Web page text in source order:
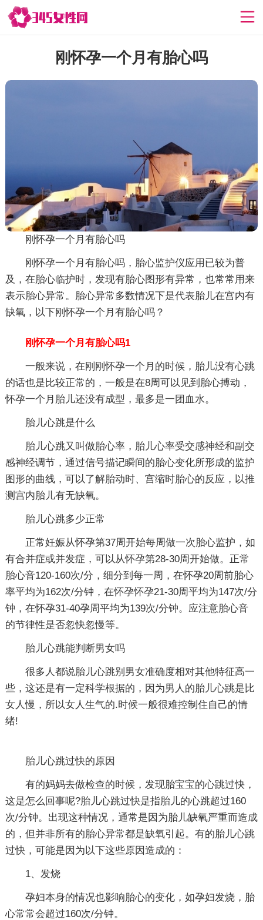
刚怀孕一个月有胎心吗
刚怀孕一个月有胎心吗
刚怀孕一个月有胎心吗，胎心监护仪应用已较为普
及，在胎心临护时，发现有胎心图形有异常，也常常用来
表示胎心异常。胎心异常多数情况下是代表胎儿在宫内有
缺氧，以下刚怀孕一个月有胎心吗？
刚怀孕一个月有胎心吗1
一般来说，在刚刚怀孕一个月的时候，胎儿没有心跳
的话也是比较正常的，一般是在8周可以见到胎心搏动，
怀孕一个月胎儿还没有成型，最多是一团血水。
胎儿心跳是什么
胎儿心跳又叫做胎心率，胎儿心率受交感神经和副交
感神经调节，通过信号描记瞬间的胎心变化所形成的监护
图形的曲线，可以了解胎动时、宫缩时胎心的反应，以推
测宫内胎儿有无缺氧。
胎儿心跳多少正常
正常妊娠从怀孕第37周开始每周做一次胎心监护，如
有合并症或并发症，可以从怀孕第28-30周开始做。正常
胎心音120-160次/分，细分到每一周，在怀孕20周前胎心
率平均为162次/分钟，在怀孕怀孕21-30周平均为147次/分
钟，在怀孕31-40孕周平均为139次/分钟。应注意胎心音
的节律性是否忽快忽慢等。
胎儿心跳能判断男女吗
很多人都说胎儿心跳别男女准确度相对其他特征高一
些，这还是有一定科学根据的，因为男人的胎儿心跳是比
女人慢，所以女人生气的.时候一般很难控制住自己的情
绪!
胎儿心跳过快的原因
有的妈妈去做检查的时候，发现胎宝宝的心跳过快，
这是怎么回事呢?胎儿心跳过快是指胎儿的心跳超过160
次/分钟。出现这种情况，通常是因为胎儿缺氧严重而造成
的，但并非所有的胎心异常都是缺氧引起。有的胎儿心跳
过快，可能是因为以下这些原因造成的：
1、发烧
孕妇本身的情况也影响胎心的变化，如孕妇发烧，胎
心常常会超过160次/分钟。